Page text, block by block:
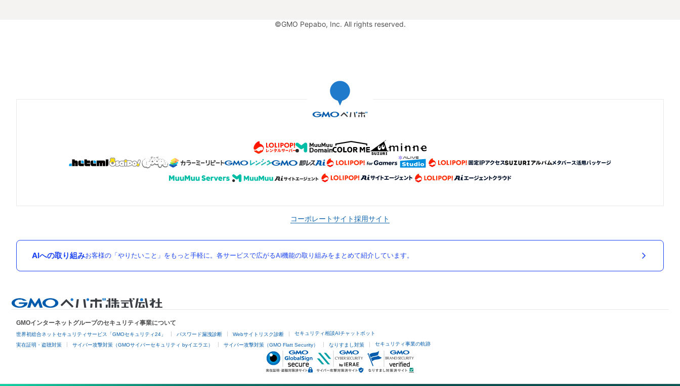
©GMO Pepabo, Inc. All rights reserved.
コーポレートサイト採用サイト
AIへの取り組みお客様の「やりたいこと」をもっと手軽に。各サービスで広がるAI機能の取り組みをまとめて紹介しています。
GMOインターネットグループのセキュリティ事業について
世界初総合ネットセキュリティサービス「GMOセキュリティ24」 パスワード漏洩診断 Webサイトリスク診断 セキュリティ相談AIチャットボット
実在証明・盗聴対策 サイバー攻撃対策（GMOサイバーセキュリティ byイエラエ） サイバー攻撃対策（GMO Flatt Security） なりすまし対策 セキュリティ事業の軌跡